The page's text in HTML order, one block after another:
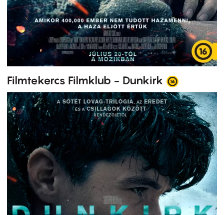
Filmtekercs Filmklub - Dunkirk